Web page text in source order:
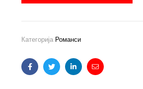
Категорија Романси
FacebookTwitterLinkedinEmail